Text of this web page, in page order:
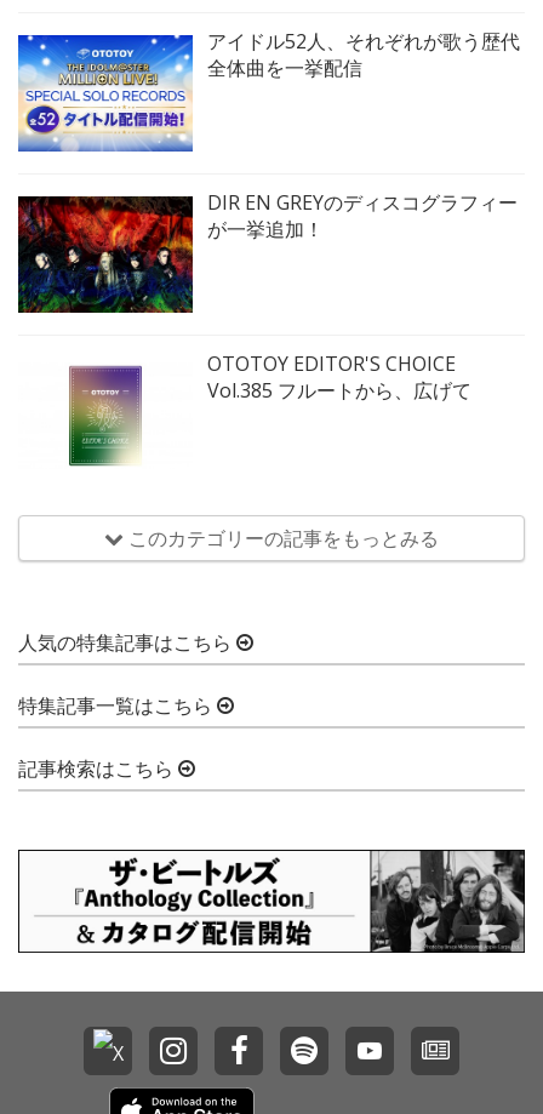
アイドル52人、それぞれが歌う歴代
全体曲を一挙配信
DIR EN GREYのディスコグラフィー
が一挙追加！
OTOTOY EDITOR'S CHOICE
Vol.385 フルートから、広げて
このカテゴリーの記事をもっとみる
人気の特集記事はこちら
特集記事一覧はこちら
記事検索はこちら